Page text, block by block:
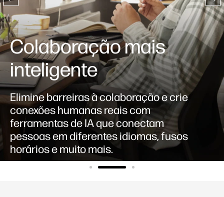
Colaboração mais
inteligente
Elimine barreiras à colaboração e crie
conexões humanas reais com
ferramentas de IA que conectam
pessoas em diferentes idiomas, fusos
horários e muito mais.